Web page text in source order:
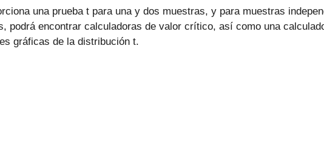
una prueba t para una y dos muestras, y para muestras
podrá encontrar calculadoras de valor crítico, así como una
gráficas de la distribución t.